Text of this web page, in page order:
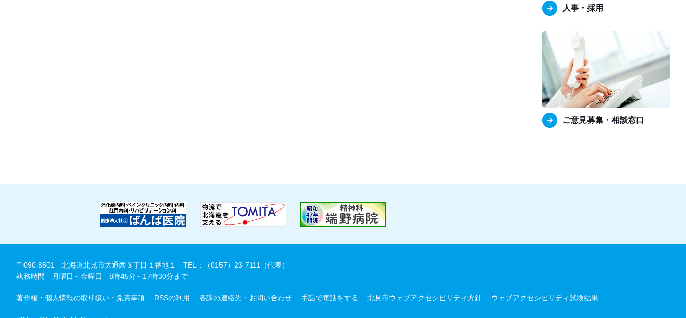
人事・採用
ご意見募集・相談窓口
〒090-8501 北海道北見市大通西３丁目１番地１
TEL：（0157）23-7111（代表）
執務時間 月曜日～金曜日 8時45分～17時30分まで
著作権・個人情報の取り扱い・免責事項 RSSの利用 各課の連絡先・お問い合わせ 手話で電話をする 北見市ウェブアクセシビリティ方針 ウェブアクセシビリティ試験結果